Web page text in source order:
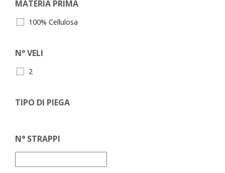
MATERIA PRIMA
100% Cellulosa
N° VELI
2
TIPO DI PIEGA
N° STRAPPI